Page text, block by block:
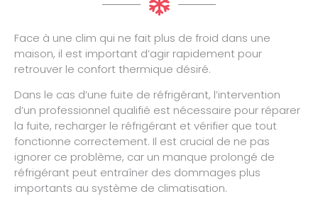
Face à une clim qui ne fait plus de froid dans une
maison, il est important d’agir rapidement pour
retrouver le confort thermique désiré.
Dans le cas d’une fuite de réfrigérant, l’intervention
d’un professionnel qualifié est nécessaire pour réparer
la fuite, recharger le réfrigérant et vérifier que tout
fonctionne correctement. Il est crucial de ne pas
ignorer ce problème, car un manque prolongé de
réfrigérant peut entraîner des dommages plus
importants au système de climatisation.